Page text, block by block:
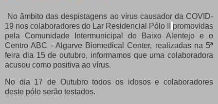
No âmbito das despistagens ao vírus causador da COVID-
19 nos colaboradores do Lar Residencial Pólo II
promovidas
pela Comunidade Intermunicipal do Baixo Alentejo e o
Centro ABC - Algarve Biomedical Center, realizadas na 5ª
feira dia 15 de outubro, informamos que uma colaboradora
acusou como positiva ao vírus.
No dia 17 de Outubro todos os idosos e colaboradores
deste pólo serão testados.